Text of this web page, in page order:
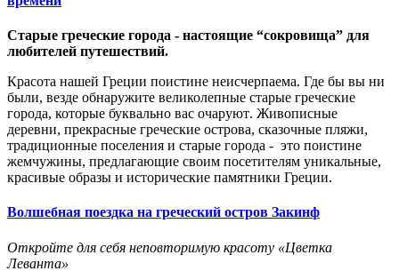
Старые греческие города - настоящие “сокровища” для
любителей путешествий.
Красота нашей Греции поистине неисчерпаема. Где бы вы ни
были, везде обнаружите великолепные старые греческие
города, которые буквально вас очаруют. Живописные
деревни, прекрасные греческие острова, сказочные пляжи,
традиционные поселения и старые города - это поистине
жемчужины, предлагающие своим посетителям уникальные,
красивые образы и исторические памятники Греции.
Волшебная поездка на греческий остров Закинф
Откройте для себя неповторимую красоту «Цветка
Леванта»